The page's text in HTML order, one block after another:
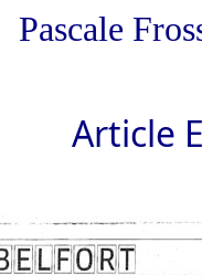
Pascale
Article